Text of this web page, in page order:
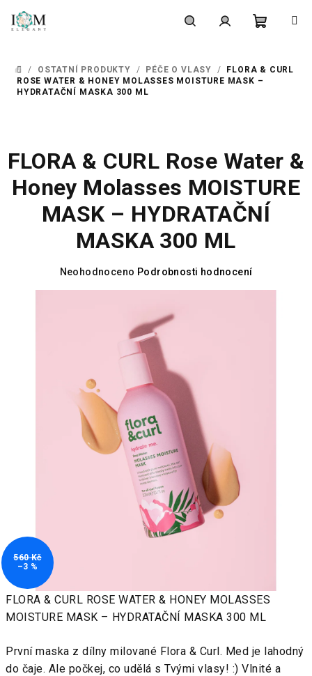
obsah
košík
DOMŮ
/ OSTATNÍ PRODUKTY / PÉČE O VLASY /
FLORA & CURL
ROSE WATER & HONEY MOLASSES MOISTURE MASK –⁠
HYDRATAČNÍ MASKA 300 ML
FLORA & CURL ROSE WATER & HONEY MOLASSES
MOISTURE MASK –⁠ HYDRATAČNÍ MASKA 300 ML
První maska z dílny milované Flora & Curl. Med je lahodný
do čaje. Ale počkej, co udělá s Tvými vlasy! :) Vlnité a
FLORA & CURL Rose Water &
Honey Molasses MOISTURE
MASK –⁠ HYDRATAČNÍ
MASKA 300 ML
Průměrné
Neohodnoceno Podrobnosti hodnocení
560 Kč
–3 %